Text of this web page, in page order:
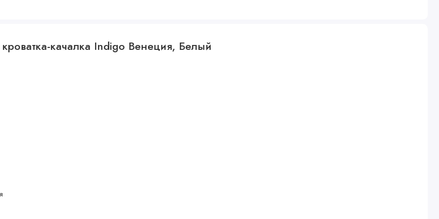
на изменение внешнего вида, комплектацию или
качалка Indigo Венеция, Белый